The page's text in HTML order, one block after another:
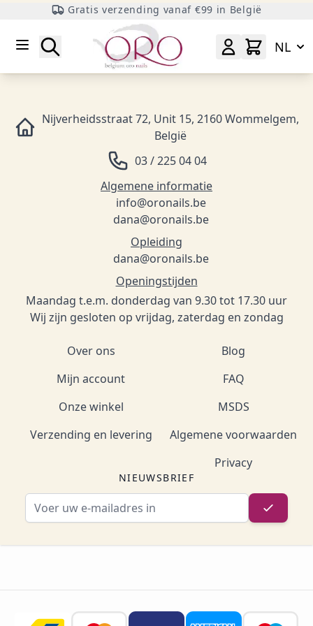
Gratis verzending vanaf €99 in België
Zoeken
NL
Nijverheidsstraat 72, Unit 15, 2160 Wommelgem,
België
03 / 225 04 04
Algemene informatie
info@oronails.be
dana@oronails.be
Opleiding
dana@oronails.be
Openingstijden
Maandag t.e.m. donderdag van 9.30 tot 17.30 uur
Wij zijn gesloten op vrijdag, zaterdag en zondag
Over ons
Mijn account
Onze winkel
Verzending en levering
Blog
FAQ
MSDS
Algemene voorwaarden
Privacy
NIEUWSBRIEF